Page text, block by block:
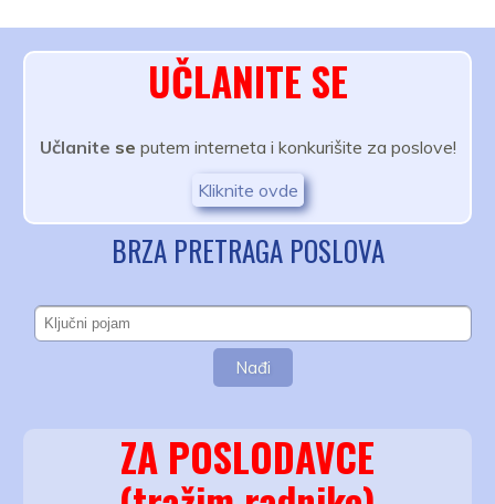
UČLANITE SE
Učlanite se putem interneta i konkurišite za poslove!
Kliknite ovde
BRZA PRETRAGA POSLOVA
ZA POSLODAVCE